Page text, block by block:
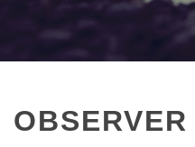
OBSERVER